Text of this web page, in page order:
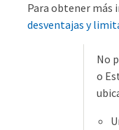
Para obtener más
desventajas y
No
o